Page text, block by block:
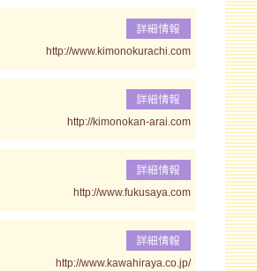
http://www.kimonokurachi.com
http://kimonokan-arai.com
http://www.fukusaya.com
http://www.kawahiraya.co.jp/